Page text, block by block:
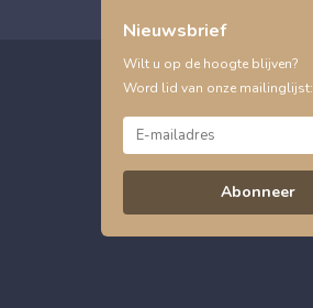
Nieuwsbrief
Wilt u op de hoogte blijven?
Word lid van onze mailinglijst:
Abonneer